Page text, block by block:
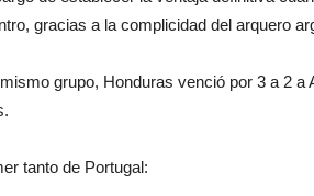
gracias a la complicidad del arquero
grupo, Honduras venció por 3 a 2
tanto de Portugal: